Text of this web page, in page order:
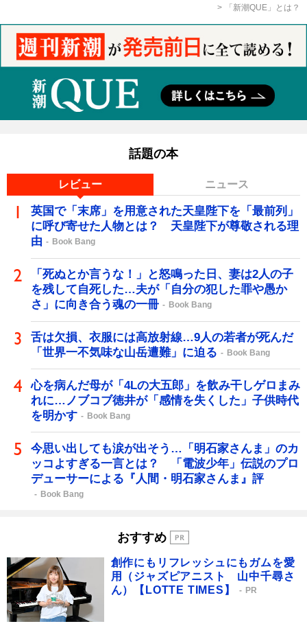
「新潮QUE」とは？
話題の本
レビュー ニュース
英国で「末席」を用意された天皇陛下を「最前列」
に呼び寄せた人物とは？ 天皇陛下が尊敬される理
由
Book Bang
「死ぬとか言うな！」と怒鳴った日、妻は2人の子
を残して自死した…夫が「自分の犯した罪や愚か
さ」に向き合う魂の一冊
Book Bang
舌は欠損、衣服には高放射線…9人の若者が死んだ
「世界一不気味な山岳遭難」に迫る
Book Bang
心を病んだ母が「4Lの大五郎」を飲み干しゲロまみ
れに…ノブコブ徳井が「感情を失くした」子供時代
を明かす
Book Bang
今思い出しても涙が出そう…「明石家さんま」のカ
ッコよすぎる一言とは？ 「電波少年」伝説のプロ
デューサーによる『人間・明石家さんま』評
Book Bang
おすすめ
創作にもリフレッシュにもガムを愛
用（ジャズピアニスト 山中千尋さ
ん）【LOTTE TIMES】
PR